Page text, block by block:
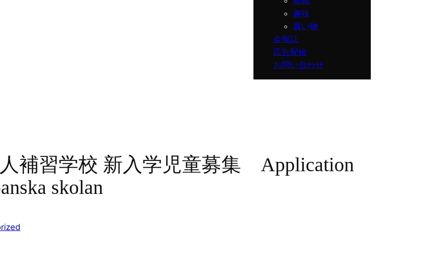
趣味
買い物
会報誌
広告配信
お問い合わせ
補習学校 新入学児童募集 Application
skolan